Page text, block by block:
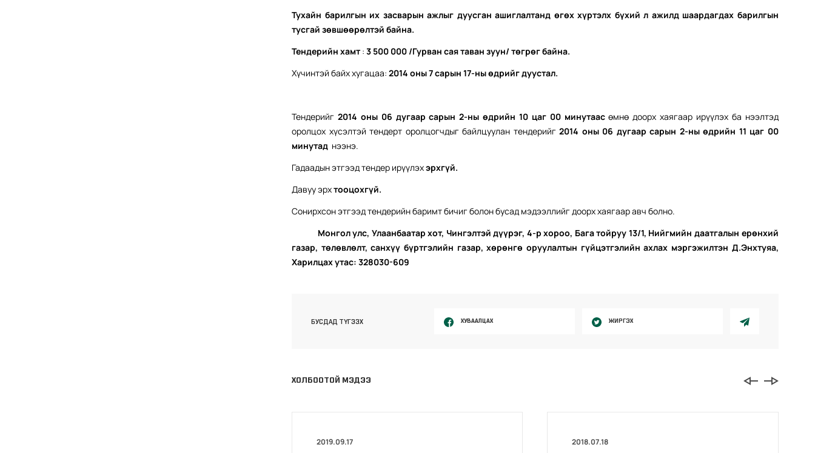
Тухайн барилгын их засварын ажлыг дуусган ашиглалтанд өгөх хүртэлх бүхий л ажилд шаардагдах барилгын
тусгай зөвшөөрөлтэй байна.
Тендерийн хамт :3 500 000 /Гурван сая таван зуун/ төгрөг байна.
Хүчинтэй байх хугацаа:2014 оны 7 сарын 17-ны өдрийг дуустал.
Тендерийг2014 оны 06 дугаар сарын 2-ны өдрийн 10 цаг 00 минутаасөмнө доорх хаягаар ирүүлэх ба нээлтэд
оролцох хүсэлтэй тендерт оролцогчдыг байлцуулан тендерийг2014 оны 06 дугаар сарын 2-ны өдрийн 11 цаг 00
минутад нээнэ.
Гадаадын этгээд тендер ирүүлэхэрхгүй.
Давуу эрхтооцохгүй.
Сонирхсон этгээд тендерийн баримт бичиг болон бусад мэдээллийг доорх хаягаар авч болно.
Монгол улс, Улаанбаатар хот, Чингэлтэй дүүрэг, 4-р хороо, Бага тойруу 13/1, Нийгмийн даатгалын ерөнхий
газар, төлөвлөлт, санхүү бүртгэлийн газар, хөрөнгө оруулалтын гүйцэтгэлийн ахлах мэргэжилтэн Д.Энхтуяа,
Харилцах утас: 328030-609
БУСДАД ТҮГЭЭХ ХУВААЛЦАХ ЖИРГЭХ
ХОЛБООТОЙ МЭДЭЭ
2019.09.17 2018.07.18